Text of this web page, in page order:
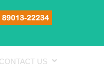
CONTACT US